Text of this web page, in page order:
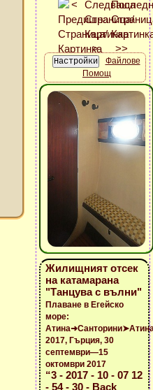
Файлове
Помощ
Жилищният отсек
на катамарана
"Танцува с вълни"
Плаване в Егейско
море:
2017, Гърция, 30
септември—15
октомври 2017
“3 - 2017 - 10 - 07 12
- 54 - 30 - Back